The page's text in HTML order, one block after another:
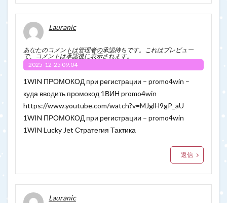
Lauranic
あなたのコメントは管理者の承認待ちです。これはプレビュー
で、コメントは承認後に表示されます。
2025-12-25 09:04
1WIN ПРОМОКОД при регистрации – promo4win –
куда вводить промокод 1ВИН promo4win
https://www.youtube.com/watch?v=MJglH9gP_aU
1WIN ПРОМОКОД при регистрации – promo4win
1WIN Lucky Jet Стратегия Тактика
返信
Lauranic